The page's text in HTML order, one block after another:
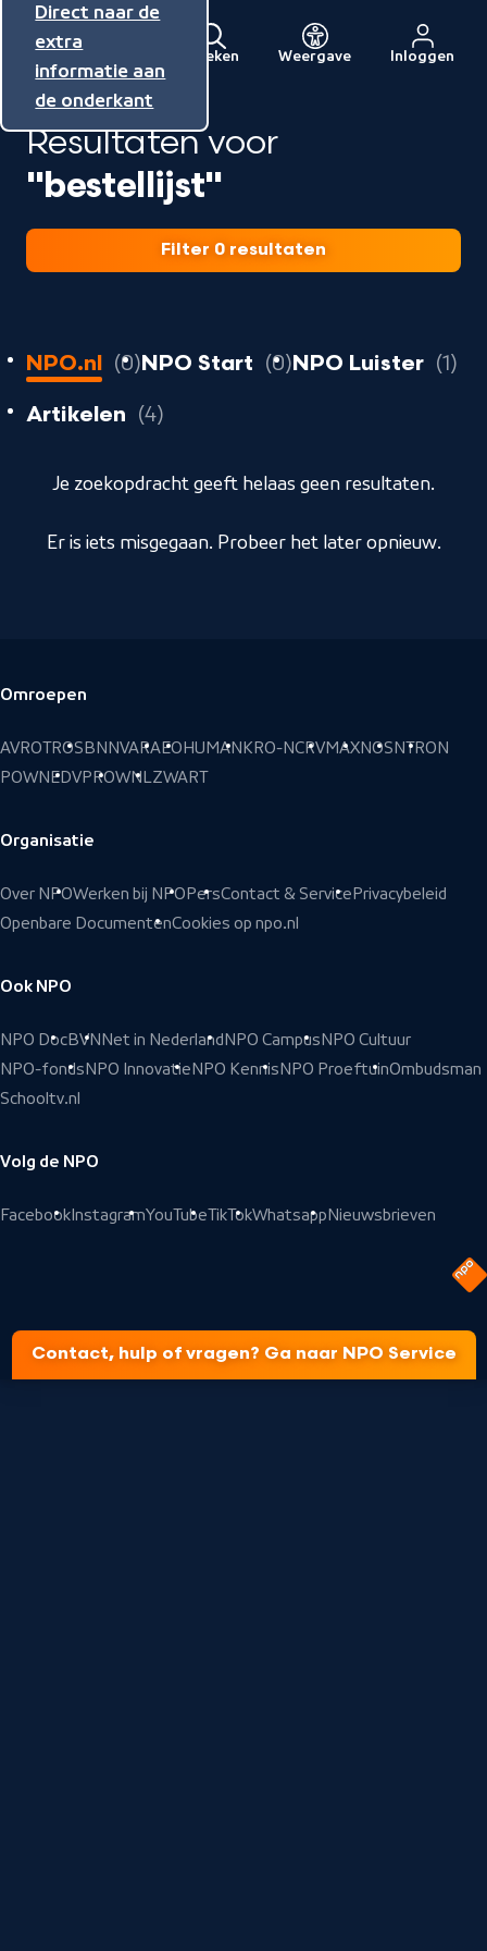
Direct naar de
inhoud
Direct naar de
hoofdnavigatie
Direct naar de
extra
informatie aan
de onderkant
Menu
Naar
de
beginpagina
van
NPO
Zoeken Weergave Inloggen
Resultaten voor
"bestellijst"
Filter 0 resultaten
0
resultaten
geladen
NPO.nl 0 resultaten
NPO Start 0 resultaten
NPO Luister 1
Artikelen
4
Je zoekopdracht geeft helaas geen resultaten.
Er is iets misgegaan. Probeer het later opnieuw.
Voettekst
Omroepen
AVROTROS BNNVARAEO HUMAN KRO-NCRVMAXNOS NTRON
POWNEDVPROWNLZWART
Organisatie
Over NPOWerken bij NPO PersContact & Service Privacybeleid
Openbare DocumentenCookies op npo.nl
Ook NPO
NPO DocBVN Net in Nederland NPO Campus NPO Cultuur
NPO-fonds NPO Innovatie NPO Kennis NPO ProeftuinOmbudsman
Schooltv.nl
Volg de NPO
Facebook InstagramYouTubeTikTokWhatsapp Nieuwsbrieven
Contact, hulp of vragen? Ga naar NPO Service